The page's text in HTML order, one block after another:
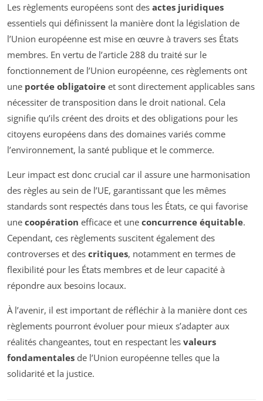
Les règlements européens sont des actes juridiques
essentiels qui définissent la manière dont la législation de
l’Union européenne est mise en œuvre à travers ses États
membres. En vertu de l’article 288 du traité sur le
fonctionnement de l’Union européenne, ces règlements ont
une portée obligatoire et sont directement applicables sans
nécessiter de transposition dans le droit national. Cela
signifie qu’ils créent des droits et des obligations pour les
citoyens européens dans des domaines variés comme
l’environnement, la santé publique et le commerce.
Leur impact est donc crucial car il assure une harmonisation
des règles au sein de l’UE, garantissant que les mêmes
standards sont respectés dans tous les États, ce qui favorise
une coopération efficace et une concurrence équitable.
Cependant, ces règlements suscitent également des
controverses et des critiques, notamment en termes de
flexibilité pour les États membres et de leur capacité à
répondre aux besoins locaux.
À l’avenir, il est important de réfléchir à la manière dont ces
règlements pourront évoluer pour mieux s’adapter aux
réalités changeantes, tout en respectant les valeurs
fondamentales de l’Union européenne telles que la
solidarité et la justice.